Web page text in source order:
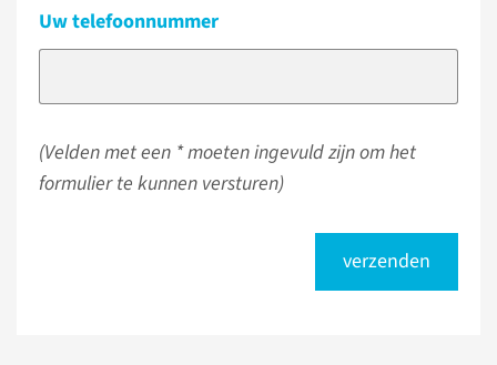
Uw telefoonnummer
(Velden met een * moeten ingevuld zijn om het
formulier te kunnen versturen)
verzenden